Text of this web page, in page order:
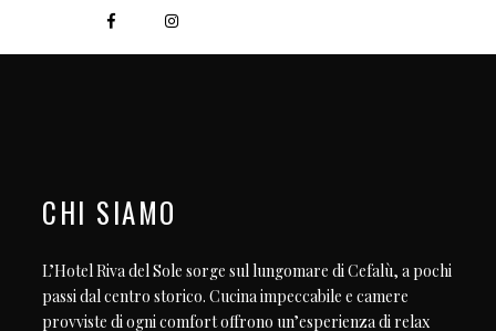
CHI SIAMO
L’Hotel Riva del Sole sorge sul lungomare di Cefalù, a pochi
passi dal centro storico. Cucina impeccabile e camere
provviste di ogni comfort offrono un’esperienza di relax